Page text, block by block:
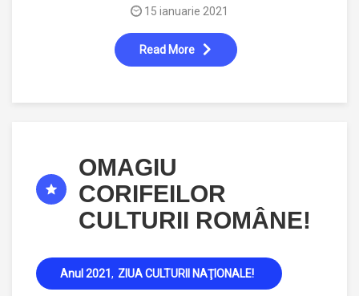
Read More
15 ianuarie 2021
OMAGIU
CORIFEILOR
CULTURII ROMÂNE!
Anul 2021 ZIUA CULTURII NAŢIONALE!